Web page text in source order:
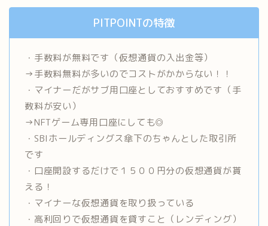
PITPOINTの特徴
・手数料が無料です（仮想通貨の入出金等）
→手数料無料が多いのでコストがかからない！！
・マイナーだがサブ用口座としておすすめです（手
数料が安い）
→NFTゲーム専用口座にしても◎
・SBIホールディングス傘下のちゃんとした取引所
です
・口座開設するだけで１５００円分の仮想通貨が貰
える！
・マイナーな仮想通貨を取り扱っている
・高利回りで仮想通貨を貸すこと（レンディング）